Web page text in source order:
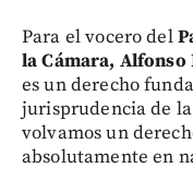
Para el vocero del
la Cámara, Alfonso
es un derecho
jurisprudencia de
volvamos un
absolutamente en